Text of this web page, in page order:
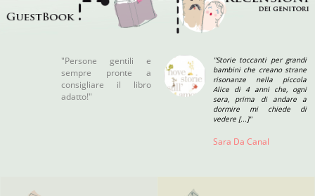
"Persone gentili e
sempre pronte a
consigliare il libro
adatto!"
"Storie toccanti per grandi
bambini che creano strane
risonanze nella piccola
Alice di 4 anni che, ogni
sera, prima di andare a
dormire mi chiede di
vedere [...]"
Sara Da Canal